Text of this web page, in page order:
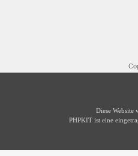
Diese Website
PHPKIT ist eine